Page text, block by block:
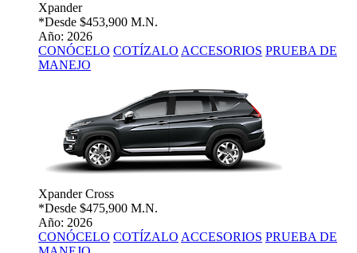
Xpander
*Desde $453,900 M.N.
Año: 2026
CONÓCELO COTÍZALO ACCESORIOS PRUEBA DE
MANEJO
Xpander Cross
*Desde $475,900 M.N.
Año: 2026
CONÓCELO COTÍZALO ACCESORIOS PRUEBA DE